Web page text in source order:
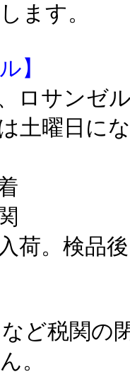
ます。
】
ロサンゼ
土曜日にな
荷。検品後
ど税関の
。